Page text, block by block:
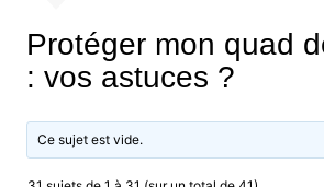
Protéger mon quad
: vos astuces ?
Ce sujet est vide.